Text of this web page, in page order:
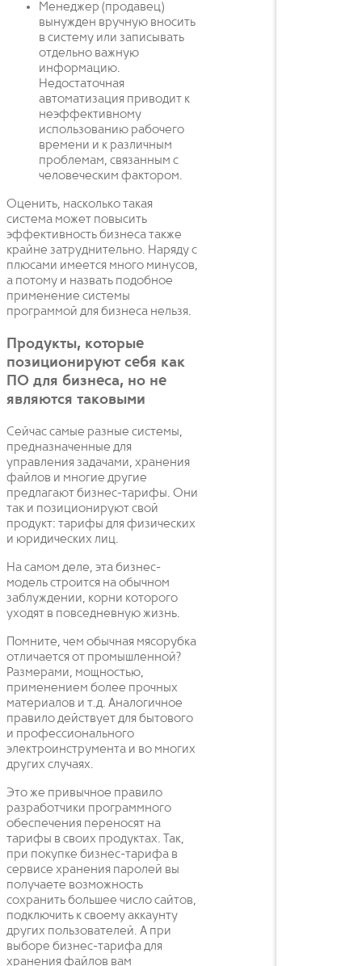
Менеджер (продавец)
вынужден вручную вносить
в систему или записывать
отдельно важную
информацию.
Недостаточная
автоматизация приводит к
неэффективному
использованию рабочего
времени и к различным
проблемам, связанным с
человеческим фактором.
Оценить, насколько такая
система может повысить
эффективность бизнеса также
крайне затруднительно. Наряду с
плюсами имеется много минусов,
а потому и назвать подобное
применение системы
программой для бизнеса нельзя.
Продукты, которые
позиционируют себя как
ПО для бизнеса, но не
являются таковыми
Сейчас самые разные системы,
предназначенные для
управления задачами, хранения
файлов и многие другие
предлагают бизнес-тарифы. Они
так и позиционируют свой
продукт: тарифы для физических
и юридических лиц.
На самом деле, эта бизнес-
модель строится на обычном
заблуждении, корни которого
уходят в повседневную жизнь.
Помните, чем обычная мясорубка
отличается от промышленной?
Размерами, мощностью,
применением более прочных
материалов и т.д. Аналогичное
правило действует для бытового
и профессионального
электроинструмента и во многих
других случаях.
Это же привычное правило
разработчики программного
обеспечения переносят на
тарифы в своих продуктах. Так,
при покупке бизнес-тарифа в
сервисе хранения паролей вы
получаете возможность
сохранить большее число сайтов,
подключить к своему аккаунту
других пользователей. А при
выборе бизнес-тарифа для
хранения файлов вам